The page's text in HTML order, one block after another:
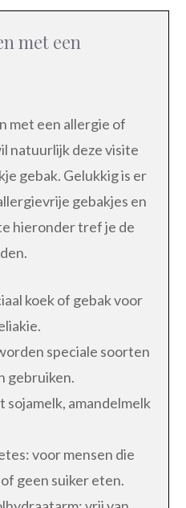
met een
met een allergie of
natuurlijk deze visite
gebak. Gelukkig is er
gebakjes en
hieronder tref je de
koek of gebak voor
speciale soorten
gebruiken.
sojamelk, amandelmelk
voor mensen die
geen suiker eten.